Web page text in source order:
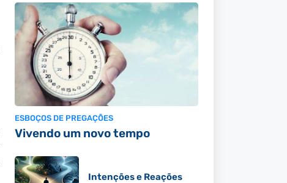
ESBOÇOS DE PREGAÇÕES
Vivendo um novo tempo
Intenções e Reações